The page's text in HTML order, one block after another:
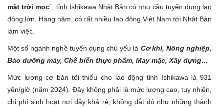
mặt trời mọc”, tỉnh Ishikawa Nhật Bản có nhu cầu tuyển dụng lao
động lớn. Hàng năm, có rất nhiều lao động Việt Nam tới Nhật Bản
làm việc.
Một số ngành nghề tuyển dụng chủ yếu là Cơ khí, Nông nghiệp,
Bảo dưỡng máy, Chế biến thực phẩm, May mặc, Xây dựng…
Mức lương cơ bản tối thiểu cho lao động tỉnh Ishikawa là 931
yên/giờ (năm 2024). Đây không phải là mức lương cao, tuy nhiên,
chi phí sinh hoạt nơi đây khá rẻ, không đắt đỏ như những thành